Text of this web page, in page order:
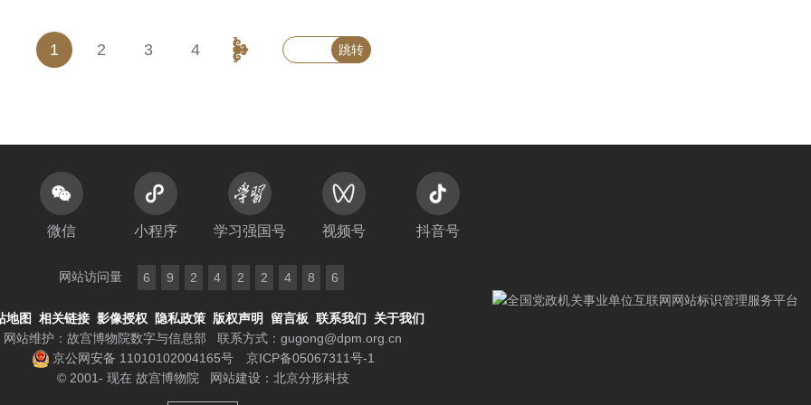
1 2 3 4 跳转
微信 小程序 学习强国号 视频号 抖音号
网站访问量 6 9 2 4 2 2 4 8 6
地图 相关链接 影像授权 隐私政策 版权声明 留言板 联系我们
关于我们
网站维护：故宫博物院数字与信息部
联系方式： gugong@dpm.org.cn
京公网安备 11010102004165号
京ICP备05067311号-1
© 2001- 现在 故宫博物院
网站建设 ： 北京分形科技